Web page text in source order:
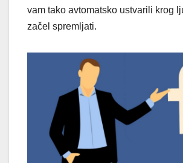
vam tako avtomatsko ustvarili krog
začel spremljati.